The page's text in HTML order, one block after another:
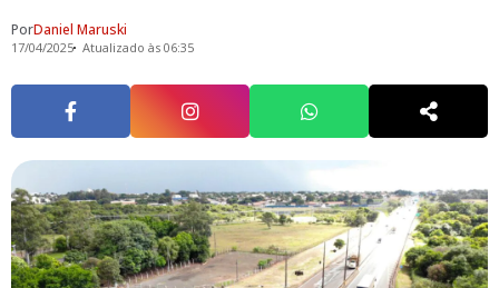
PorDaniel Maruski
17/04/2025 Atualizado às 06:35